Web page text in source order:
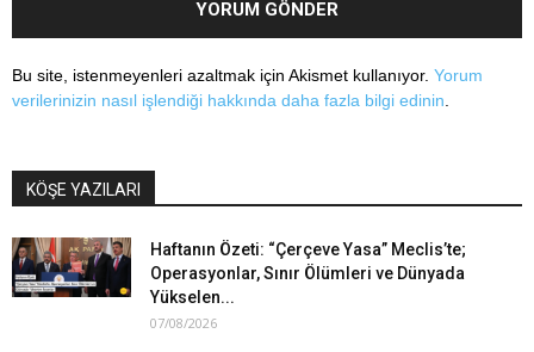
Bu site, istenmeyenleri azaltmak için Akismet kullanıyor. Yorum
verilerinizin nasıl işlendiği hakkında daha fazla bilgi edinin
KÖŞE YAZILARI
Haftanın Özeti: “Çerçeve Yasa” Meclis’te;
Operasyonlar, Sınır Ölümleri ve Dünyada
Yükselen...
07/08/2026